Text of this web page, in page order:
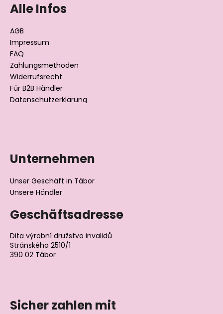
Alle Infos
AGB
Impressum
FAQ
Zahlungsmethoden
Widerrufsrecht
Für B2B Händler
Datenschutzerklärung
Unternehmen
Unser Geschäft in Tábor
Unsere Händler
Geschäftsadresse
Dita výrobní družstvo invalidů
Stránského 2510/1
390 02 Tábor
Sicher zahlen mit